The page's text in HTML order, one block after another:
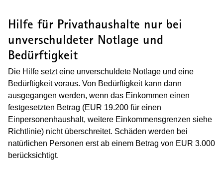
Hilfe für Privathaushalte nur bei
unverschuldeter Notlage und
Bedürftigkeit
Die Hilfe setzt eine unverschuldete Notlage und eine
Bedürftigkeit voraus. Von Bedürftigkeit kann dann
ausgegangen werden, wenn das Einkommen einen
festgesetzten Betrag (EUR 19.200 für einen
Einpersonenhaushalt, weitere Einkommensgrenzen siehe
Richtlinie) nicht überschreitet. Schäden werden bei
natürlichen Personen erst ab einem Betrag von EUR 3.000
berücksichtigt.